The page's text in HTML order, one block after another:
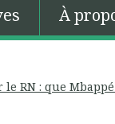
À
RN : que